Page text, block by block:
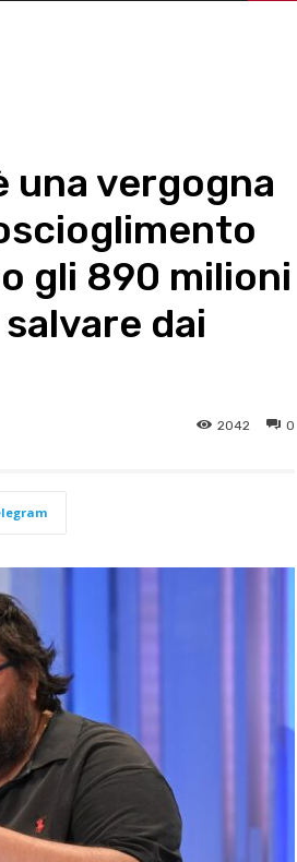
una vergogna
gli 890 milioni
dai
0
2042